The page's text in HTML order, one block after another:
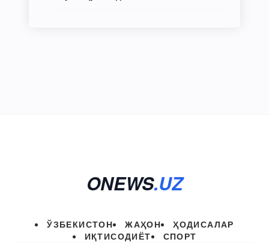
ONEWS.UZ
ЎЗБЕКИСТОН ЖАҲОН
ҲОДИСАЛАР
ИҚТИСОДИЁТ
СПОРТ